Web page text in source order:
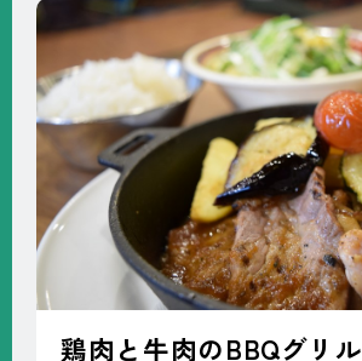
鶏肉と牛肉のBBQグリル